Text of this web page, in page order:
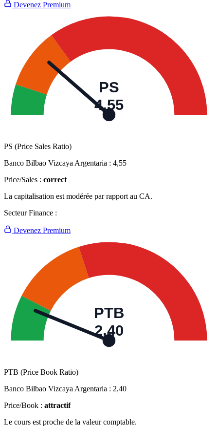
Devenez Premium
PS
4,55
PS (Price Sales Ratio)
Banco Bilbao Vizcaya Argentaria : 4,55
Price/Sales : correct
La capitalisation est modérée par rapport au CA.
Secteur Finance :
Devenez Premium
PTB
2,40
PTB (Price Book Ratio)
Banco Bilbao Vizcaya Argentaria : 2,40
Price/Book : attractif
Le cours est proche de la valeur comptable.